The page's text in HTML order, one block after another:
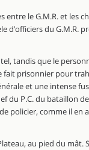
entre le G.M.R. et les
d’officiers du
tandis que le
fait prisonnier pour
et une intense
du P.C. du bataillon
policier, comme il en
au pied du